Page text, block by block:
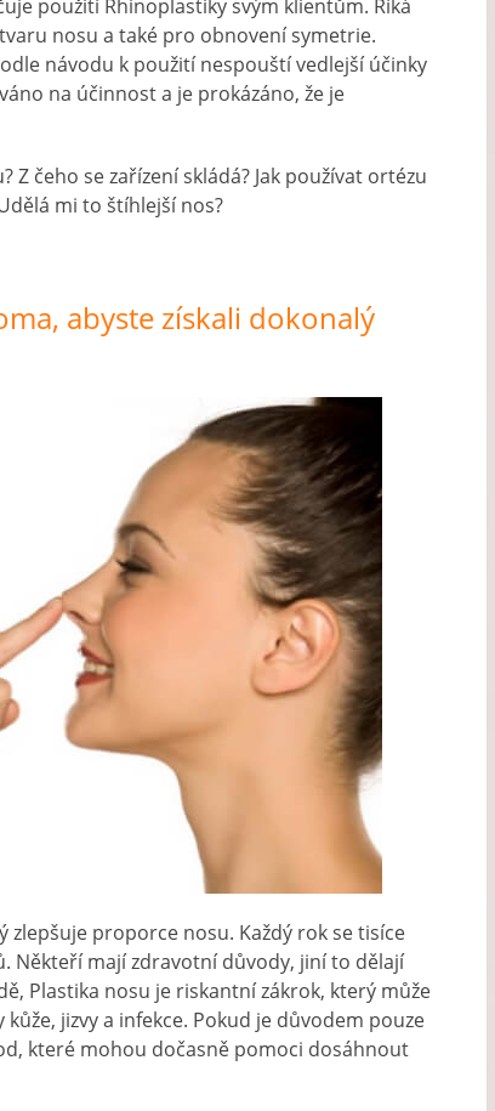
použití Rhinoplastiky svým klientům. Říká
nosu a také pro obnovení symetrie.
návodu k použití nespouští vedlejší účinky
na účinnost a je prokázáno, že je
Z čeho se zařízení skládá? Jak používat ortézu
mi to štíhlejší nos?
abyste získali dokonalý
zlepšuje proporce nosu. Každý rok se tisíce
Někteří mají zdravotní důvody, jiní to dělají
Plastika nosu je riskantní zákrok, který může
jizvy a infekce. Pokud je důvodem pouze
které mohou dočasně pomoci dosáhnout